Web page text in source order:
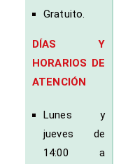
Gratuito.
DÍAS Y
HORARIOS DE
ATENCIÓN
Lunes y
jueves de
14:00 a